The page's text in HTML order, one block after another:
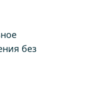
без